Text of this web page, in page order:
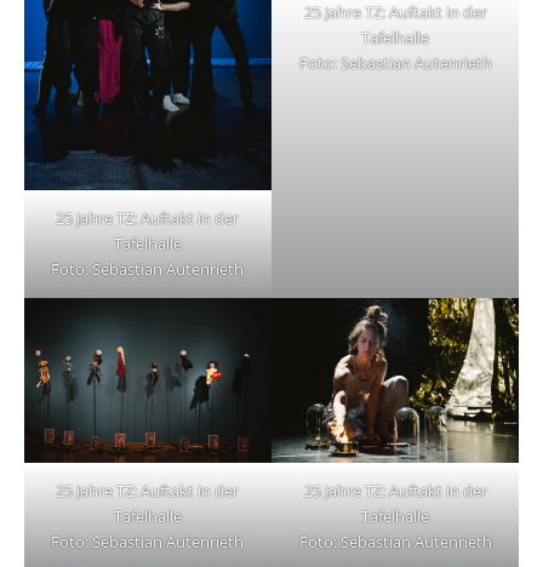
25 Jahre TZ: Auftakt in der
Tafelhalle
Foto: Sebastian Autenrieth
25 Jahre TZ: Auftakt in der
Tafelhalle
Foto: Sebastian Autenrieth
25 Jahre TZ: Auftakt in der
Tafelhalle
Foto: Sebastian Autenrieth
25 Jahre TZ: Auftakt in der
Tafelhalle
Foto: Sebastian Autenrieth